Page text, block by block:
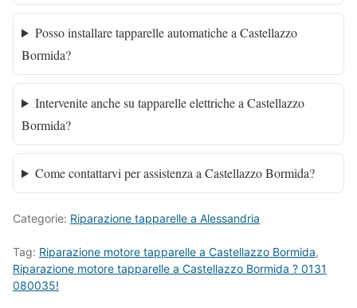
Posso installare tapparelle automatiche a Castellazzo
Bormida?
Intervenite anche su tapparelle elettriche a Castellazzo
Bormida?
Come contattarvi per assistenza a Castellazzo Bormida?
Categorie: Riparazione tapparelle a Alessandria
Tag: Riparazione motore tapparelle a Castellazzo Bormida,
Riparazione motore tapparelle a Castellazzo Bormida ? 0131
080035!